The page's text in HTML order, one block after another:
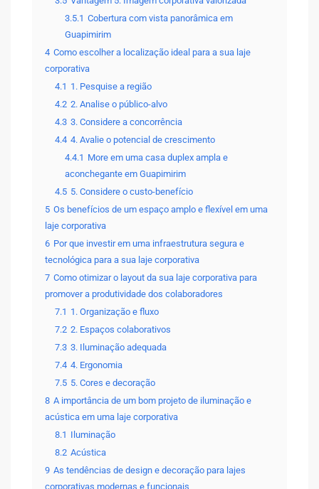
3.5.1 Cobertura com vista panorâmica em
Guapimirim
4 Como escolher a localização ideal para a sua laje
corporativa
4.1 1. Pesquise a região
4.2 2. Analise o público-alvo
4.3 3. Considere a concorrência
4.4 4. Avalie o potencial de crescimento
4.4.1 More em uma casa duplex ampla e
aconchegante em Guapimirim
4.5 5. Considere o custo-benefício
5 Os benefícios de um espaço amplo e flexível em uma
laje corporativa
6 Por que investir em uma infraestrutura segura e
tecnológica para a sua laje corporativa
7 Como otimizar o layout da sua laje corporativa para
promover a produtividade dos colaboradores
7.1 1. Organização e fluxo
7.2 2. Espaços colaborativos
7.3 3. Iluminação adequada
7.4 4. Ergonomia
7.5 5. Cores e decoração
8 A importância de um bom projeto de iluminação e
acústica em uma laje corporativa
8.1 Iluminação
8.2 Acústica
9 As tendências de design e decoração para lajes
corporativas modernas e funcionais